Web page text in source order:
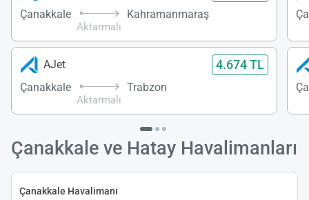
Çanakkale
Aktarmalı
Kahramanmaraş
AJet 4.674 TL
Çanakkale
Aktarmalı
Trabzon
Çanakkale ve Hatay Havalimanları
Çanakkale Havalimanı